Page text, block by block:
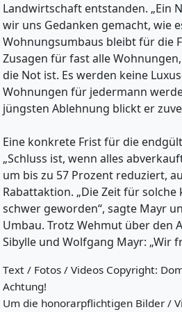
Landwirtschaft entstanden. „Ein
wir uns Gedanken gemacht, wie
Wohnungsumbaus bleibt für die
Zusagen für fast alle
die Not ist. Es werden keine
Wohnungen für jedermann
jüngsten Ablehnung blickt er
Eine konkrete Frist für die
„Schluss ist, wenn alles
um bis zu 57 Prozent reduziert,
Rabattaktion. „Die Zeit für
schwer geworden“, sagte Mayr
Umbau. Trotz Wehmut über den
Sibylle und Wolfgang Mayr: „Wir
Text / Fotos / Videos Copyright:
Achtung!
Um die honorarpflichtigen Bilder /